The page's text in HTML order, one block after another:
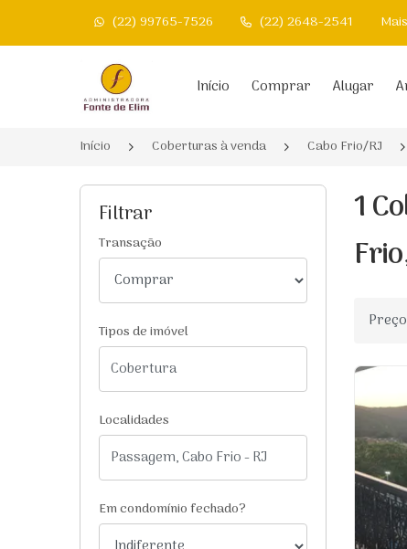
(22) 99765-7526 (22) 2648-2541
Página inicial Início Comprar Alugar
Início Coberturas à venda Cabo Frio/RJ
Filtrar
Transação
Tipos de imóvel
Localidades
Em condomínio fechado?
1